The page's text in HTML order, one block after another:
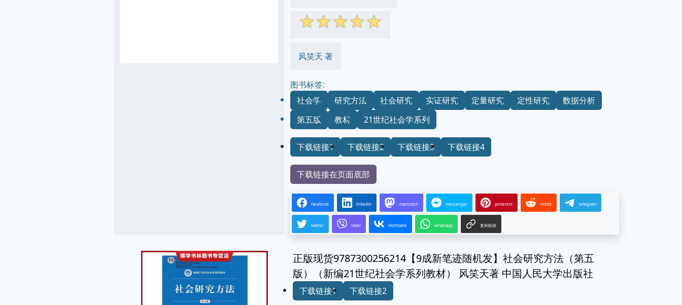
☆☆☆☆☆
风笑天 著
图书标签:
社会学
研究方法 社会研究 实证研究 定量研究 定性研究
数据分析
第五版
教材 21世纪社会学系列
下载链接1 下载链接2 下载链接3 下载链接4
下载链接在页面底部
facebook linkedin mastodon messenger pinterest reddit telegram
twitter viber vkontakte whatsapp 复制链接
正版现货9787300256214【9成新笔迹随机发】社会研究方法（第五
版）（新编21世纪社会学系列教材） 风笑天著 中国人民大学出版社
下载链接1 下载链接2